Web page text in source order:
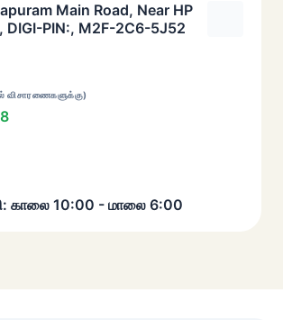
Main Road, Near HP
DIGI-PIN:, M2F-2C6-5J52
விசாரணைகளுக்கு)
காலை 10:00 - மாலை 6:00